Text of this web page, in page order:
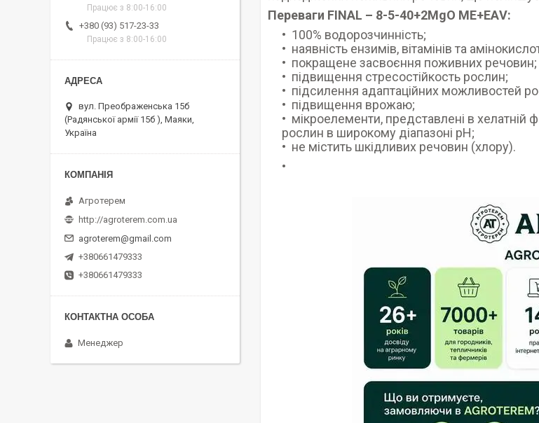
Переваги FINAL – 8-5-40+2MgO МЕ+ЕАV:
100% водорозчинність;
наявність ензимів, вітамінів та
покращене засвоєння поживних речовин;
підвищення стресостійкость рослин;
підсилення адаптаційних можливостей
підвищення врожаю;
мікроелементи, представлені в хелатній
рослин в широкому діапазоні рН;
не містить шкідливих речовин (хлору).
Працює з 8:00-16:00
+380 (93) 517-23-33
Працює з 8:00-16:00
вул. Преображенська 15б
(Радянської армії 15б ), Маяки,
Україна
Агротерем
http://agroterem.com.ua
agroterem@gmail.com
+380661479333
+380661479333
Менеджер